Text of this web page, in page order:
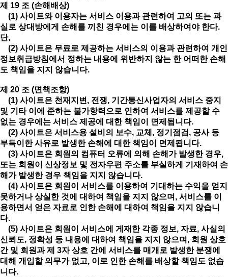
제 19 조 (손해배상)
(1) 사이트와 이용자는 서비스 이용과 관련하여 고의 또는 과
실로 상대방에게 손해를 끼친 경우에는 이를 배상하여야 한다.
단,
(2) 사이트은 무료로 제공하는 서비스의 이용과 관련하여 개인
정보취급방침에서 정하는 내용에 위반하지 않는 한 어떠한 손해
도 책임을 지지 않습니다.
제 20 조 (면책조항)
(1) 사이트은 천재지변, 전쟁, 기간통신사업자의 서비스 중지
및 기타 이에 준하는 불가항력으로 인하여 서비스를 제공할 수
없는 경우에는 서비스 제공에 대한 책임이 면제됩니다.
(2) 사이트은 서비스용 설비의 보수, 교체, 정기점검, 공사 등
부득이한 사유로 발생한 손해에 대한 책임이 면제됩니다.
(3) 사이트은 회원의 컴퓨터 오류에 의해 손해가 발생한 경우,
또는 회원이 신상정보 및 전자우편 주소를 부실하게 기재하여 손
해가 발생한 경우 책임을 지지 않습니다.
(4) 사이트은 회원이 서비스를 이용하여 기대하는 수익을 얻지
못하거나 상실한 것에 대하여 책임을 지지 않으며, 서비스를 이
용하면서 얻은 자료로 인한 손해에 대하여 책임을 지지 않습니
다.
(5) 사이트은 회원이 서비스에 게재한 각종 정보, 자료, 사실의
신뢰도, 정확성 등 내용에 대하여 책임을 지지 않으며, 회원 상호
간 및 회원과 제 3자 상호 간에 서비스를 매개로 발생한 분쟁에
대해 개입할 의무가 없고, 이로 인한 손해를 배상할 책임도 없습
니다.